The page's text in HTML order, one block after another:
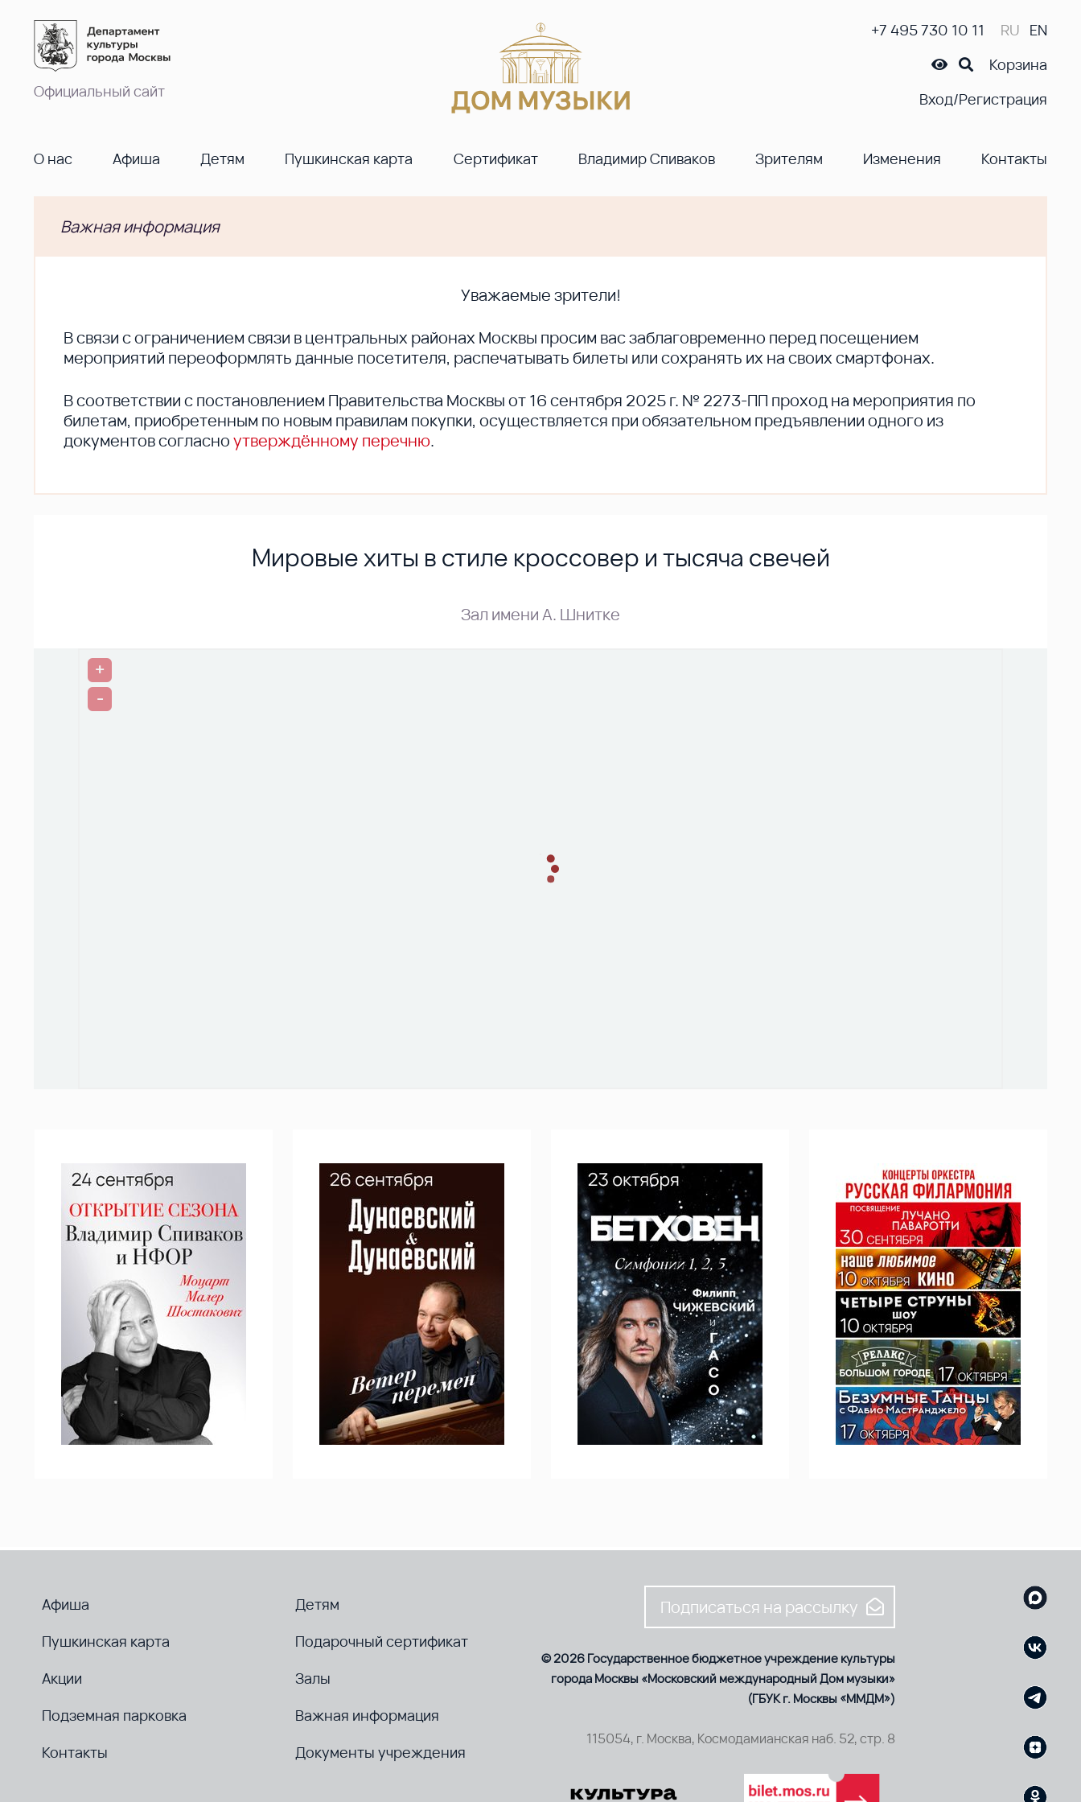
Официальный сайт
+7 495 730 10 11 RU EN
Корзина
Вход/Регистрация
О нас Афиша Детям Пушкинская карта Сертификат Владимир Спиваков Зрителям Изменения Контакты
Важная информация
Уважаемые зрители!
В cвязи с ограничением связи в центральных районах Москвы просим вас заблаговременно перед посещением
мероприятий переоформлять данные посетителя, распечатывать билеты или сохранять их на своих смартфонах.
В соответствии с постановлением Правительства Москвы от 16 сентября 2025 г. № 2273-ПП проход на мероприятия по
билетам, приобретенным по новым правилам покупки, осуществляется при обязательном предъявлении одного из
документов согласноутверждённому перечню.
Мировые хиты в стиле кроссовер и тысяча свечей
Зал имени А. Шнитке
+
-
Афиша
Детям
Пушкинская карта
Подарочный сертификат
Акции
Залы
Подземная парковка
Важная информация
Контакты
Документы учреждения
Подписаться на рассылку
© 2026 Государственное бюджетное учреждение культуры
города Москвы «Московский международный Дом музыки»
(ГБУК г. Москвы «ММДМ»)
115054, г. Москва, Космодамианская наб. 52, стр. 8